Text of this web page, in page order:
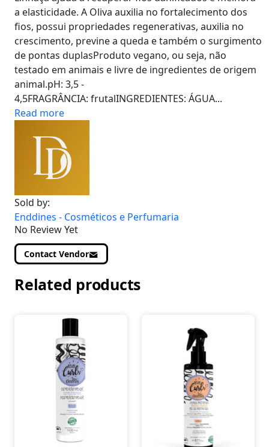
a elasticidade. A Oliva auxilia no fortalecimento dos
fios, possui propriedades regenerativas, auxilia no
crescimento, previne a queda e também o surgimento
de pontas duplasProduto vegano, ou seja, não
testado em animais e livre de ingredientes de origem
animal.pH: 3,5 -
4,5FRAGRÂNCIA: frutalINGREDIENTES: ÁGUA...
Read more
Sold by:
Enddines - Cosméticos e Perfumaria
No Review Yet
Contact Vendor
Related products